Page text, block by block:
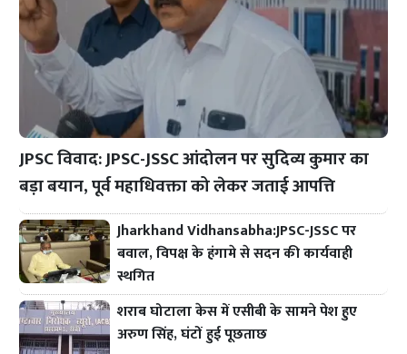
JPSC विवाद: JPSC-JSSC आंदोलन पर सुदिव्य कुमार का
बड़ा बयान, पूर्व महाधिवक्ता को लेकर जताई आपत्ति
Jharkhand Vidhansabha:JPSC-JSSC पर
बवाल, विपक्ष के हंगामे से सदन की कार्यवाही
स्थगित
शराब घोटाला केस में एसीबी के सामने पेश हुए
अरुण सिंह, घंटों हुई पूछताछ